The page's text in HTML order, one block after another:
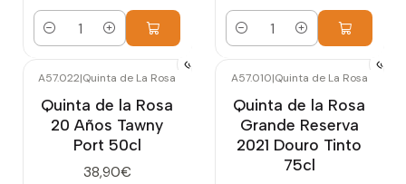
Cantidad Cantidad
A57.022|Quinta de La Rosa
Quinta de la Rosa
20 Años Tawny
Port 50cl
38,90€
A57.010|Quinta de La Rosa
Quinta de la Rosa
Grande Reserva
2021 Douro Tinto
75cl